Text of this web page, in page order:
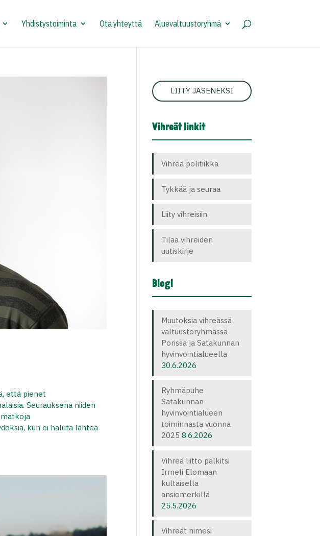
Yhdistystoiminta Ota yhteyttä Aluevaltuustoryhmä
että pienet
Seurauksena niiden
kun ei haluta lähteä
LIITY JÄSENEKSI
Vihreät linkit
Vihreä politiikka
Tykkää ja seuraa
Liity vihreisiin
Tilaa vihreiden
uutiskirje
Blogi
Muutoksia vihreässä
valtuustoryhmässä
Porissa ja Satakunnan
hyvinvointialueella
30.6.2026
Ryhmäpuhe
Satakunnan
hyvinvointialueen
toiminnasta vuonna
2025 8.6.2026
Vihreä liitto palkitsi
Irmeli Elomaan
kultaisella
ansiomerkillä
25.5.2026
Vihreät nimesi